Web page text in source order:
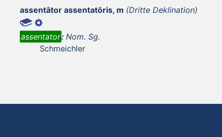
assentātor assentatōris, m (Dritte Deklination)
assentator: Nom. Sg.
Schmeichler